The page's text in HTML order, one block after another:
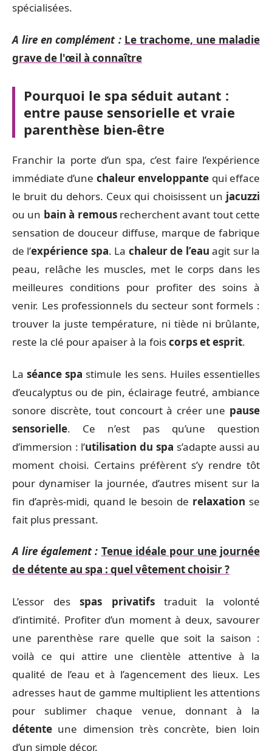
spécialisées.
A lire en complément : Le trachome, une maladie
grave de l'œil à connaître
Pourquoi le spa séduit autant :
entre pause sensorielle et vraie
parenthèse bien-être
Franchir la porte d’un spa, c’est faire l’expérience
immédiate d’une chaleur enveloppante qui efface
le bruit du dehors. Ceux qui choisissent un jacuzzi
ou un bain à remousrecherchent avant tout cette
sensation de douceur diffuse, marque de fabrique
de l’expérience spa. La chaleur de l’eau agit sur la
peau, relâche les muscles, met le corps dans les
meilleures conditions pour profiter des soins à
venir. Les professionnels du secteur sont formels :
trouver la juste température, ni tiède ni brûlante,
reste la clé pour apaiser à la foiscorps et esprit.
Laséance spa stimule les sens. Huiles essentielles
d’eucalyptus ou de pin, éclairage feutré, ambiance
sonore discrète, tout concourt à créer une pause
sensorielle. Ce n’est pas qu’une question
d’immersion : l’utilisation du spa s’adapte aussi au
moment choisi. Certains préfèrent s’y rendre tôt
pour dynamiser la journée, d’autres misent sur la
fin d’après-midi, quand le besoin de relaxation se
fait plus pressant.
A lire également : Tenue idéale pour une journée
de détente au spa : quel vêtement choisir ?
L’essor desspas privatifstraduit la volonté
d’intimité. Profiter d’un moment à deux, savourer
une parenthèse rare quelle que soit la saison :
voilà ce qui attire une clientèle attentive à la
qualité de l’eau et à l’agencement des lieux. Les
adresses haut de gamme multiplient les attentions
pour sublimer chaque venue, donnant à la
détente une dimension très concrète, bien loin
d’un simple décor.